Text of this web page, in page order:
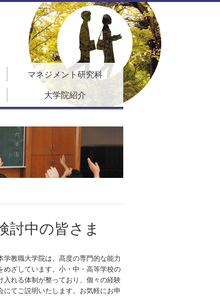
マネジメント研究科
大学院紹介
討中の皆さま
教職大学院は、高度の専門的な能力
めざしています。小・中・高等学校の
れる体制が整っており、個々の経験
てご説明いたします。お気軽にお申